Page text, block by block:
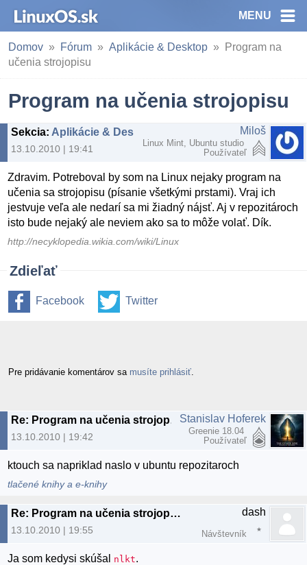
MENU
Domov Fórum Aplikácie & Desktop
Program na
učenia strojopisu
Program na učenia strojopisu
Sekcia: Aplikácie & Desktop
13.10.2010 | 19:41
Miloš
Linux Mint, Ubuntu studio
Používateľ
Zdravim. Potreboval by som na Linux nejaky program na
učenia sa strojopisu (písanie všetkými prstami). Vraj ich
jestvuje veľa ale nedarí sa mi žiadný nájsť. Aj v repozitároch
isto bude nejaký ale neviem ako sa to môže volať. Dík.
http://necyklopedia.wikia.com/wiki/Linux
Zdieľať
Facebook Twitter
Pre pridávanie komentárov sa musíte prihlásiť
Re: Program na učenia strojopisu
13.10.2010 | 19:42
Stanislav Hoferek
Greenie 18.04
Používateľ
ktouch sa napriklad naslo v ubuntu repozitaroch
tlačené knihy a e-knihy
Re: Program na učenia strojopisu
13.10.2010 | 19:55
dash
Návštevník
Ja som kedysi skúšal nlkt.